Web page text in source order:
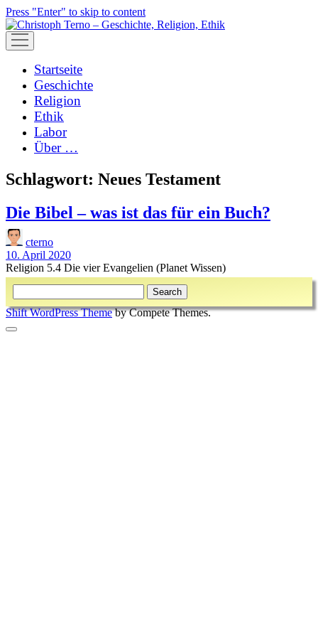
Press "Enter" to skip to content
open
menu
Startseite
Geschichte
Religion
Ethik
Labor
Über …
Schlagwort: Neues Testament
Die Bibel – was ist das für ein Buch?
cterno
10. April 2020
Religion 5.4 Die vier Evangelien (Planet Wissen)
Sidebar
Shift WordPress Themeby Compete Themes.
Scroll